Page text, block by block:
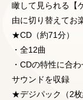
瞰して見られる【
由に切り替えてお
★CD（約71分）
・全12曲
・CDの特性に合
サウンドを収録
★デジパック（2枚